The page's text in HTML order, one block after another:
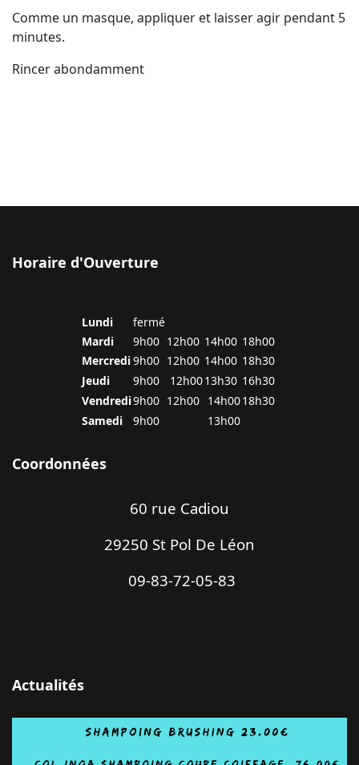
Comme un masque, appliquer et laisser agir pendant 5
minutes.
Rincer abondamment
Horaire d'Ouverture
Lundi
fermé
Mardi
9h00 12h00 14h00 18h00
Mercredi9h00 12h00 14h00 18h30
Jeudi
9h00 12h0013h30 16h30
Vendredi9h00 12h00 14h0018h30
Samedi
9h00 13h00
Coordonnées
60 rue Cadiou
29250 St Pol De Léon
09-83-72-05-83
Actualités